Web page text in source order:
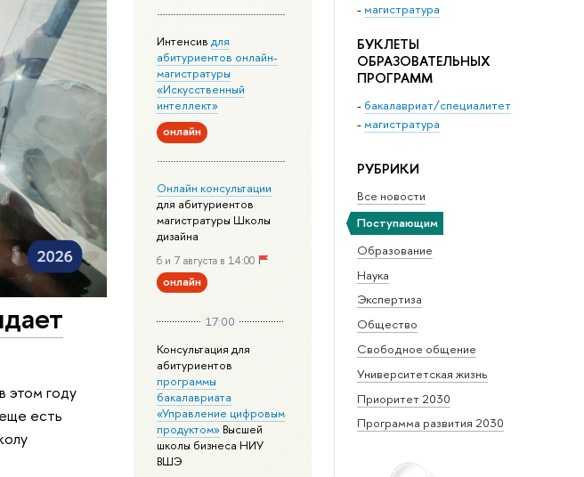
-магистратура
БУКЛЕТЫ
ОБРАЗОВАТЕЛЬНЫХ
ПРОГРАММ
- бакалавриат/специалитет
-магистратура
РУБРИКИ
Все новости
Поступающим
Образование
Наука
Экспертиза
Общество
Свободное общение
Университетская жизнь
Приоритет 2030
Программа развития 2030
Интенсив для
абитуриентов онлайн-
магистратуры
«Искусственный
интеллект»
онлайн
Онлайн консультации
для абитуриентов
магистратуры Школы
дизайна
6 и 7 августа в 14:00
онлайн
17:00
Консультация для
абитуриентов
программы
бакалавриата
«Управление цифровым
продуктом»Высшей
школы бизнеса НИУ
ВШЭ
этом году
есть